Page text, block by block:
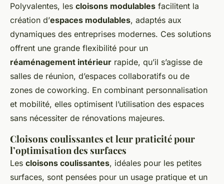
Polyvalentes, les cloisons modulables facilitent la
création d’espaces modulables, adaptés aux
dynamiques des entreprises modernes. Ces solutions
offrent une grande flexibilité pour un
réaménagement intérieur rapide, qu’il s’agisse de
salles de réunion, d’espaces collaboratifs ou de
zones de coworking. En combinant personnalisation
et mobilité, elles optimisent l’utilisation des espaces
sans nécessiter de rénovations majeures.
Cloisons coulissantes et leur praticité pour
l’optimisation des surfaces
Les cloisons coulissantes, idéales pour les petites
surfaces, sont pensées pour un usage pratique et un